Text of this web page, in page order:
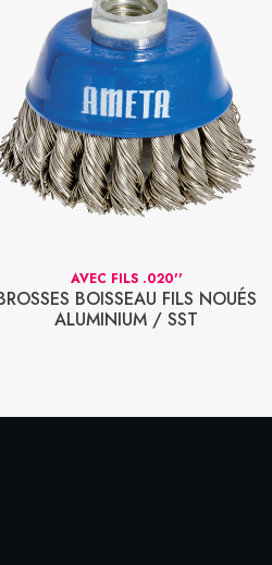
AVEC FILS .020''
BOISSEAU FILS NOUÉS
ALUMINIUM / SST